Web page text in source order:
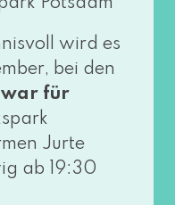
Potsdam
wird es
bei den
für
Jurte
ab 19:30